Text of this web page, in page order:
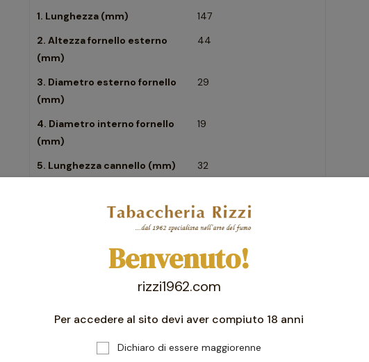
1. Lunghezza (mm)
147
2. Altezza fornello esterno
(mm)
44
3. Diametro esterno fornello
(mm)
29
4. Diametro interno fornello
(mm)
19
5. Lunghezza cannello (mm)
32
Benvenuto!
rizzi1962.com
Per accedere al sito devi aver compiuto 18 anni
Dichiaro di essere maggiorenne